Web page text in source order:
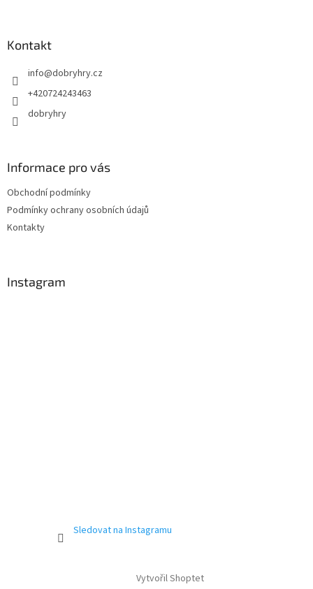
Kontakt
info@dobryhry.cz
+420724243463
dobryhry
Informace pro vás
Obchodní podmínky
Podmínky ochrany osobních údajů
Kontakty
Instagram
Sledovat na Instagramu
Vytvořil Shoptet